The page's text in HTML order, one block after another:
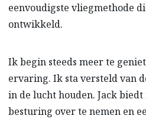
eenvoudigste vliegmethode
ontwikkeld.
Ik begin steeds meer te
ervaring. Ik sta versteld van
in de lucht houden. Jack
besturing over te nemen en